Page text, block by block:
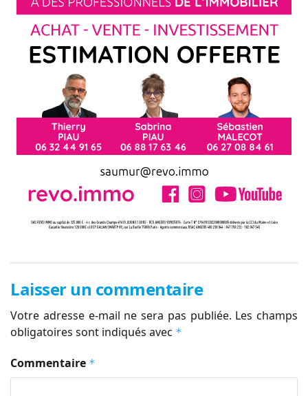
Laisser un commentaire
Votre adresse e-mail ne sera pas publiée. Les champs
obligatoires sont indiqués avec *
Commentaire *